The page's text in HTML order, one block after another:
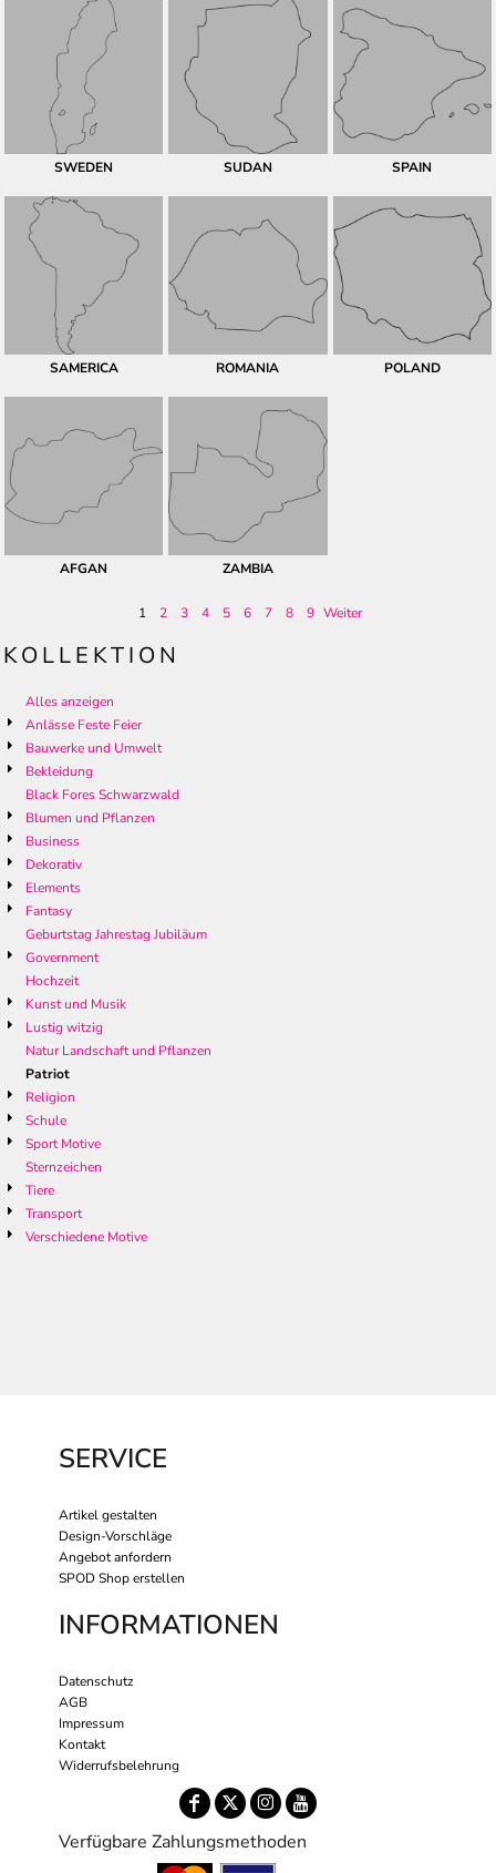
SWEDEN SUDAN SPAIN
SAMERICA ROMANIA POLAND
AFGAN ZAMBIA
1 2 3 4 5 6 7 8 9 Weiter
KOLLEKTION
Alles anzeigen
Anlässe Feste Feier
Bauwerke und Umwelt
Bekleidung
Black Fores Schwarzwald
Blumen und Pflanzen
Business
Dekorativ
Elements
Fantasy
Geburtstag Jahrestag Jubiläum
Government
Hochzeit
Kunst und Musik
Lustig witzig
Natur Landschaft und Pflanzen
Patriot
Religion
Schule
Sport Motive
Sternzeichen
Tiere
Transport
Verschiedene Motive
SERVICE
Artikel gestalten
Design-Vorschläge
Angebot anfordern
SPOD Shop erstellen
INFORMATIONEN
Datenschutz
AGB
Impressum
Kontakt
Widerrufsbelehrung
Verfügbare Zahlungsmethoden